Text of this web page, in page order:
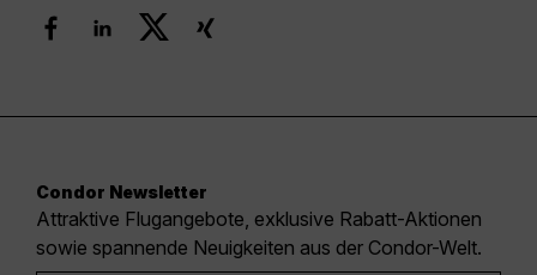
Condor Newsletter
Attraktive Flugangebote, exklusive Rabatt-Aktionen
sowie spannende Neuigkeiten aus der Condor-Welt.